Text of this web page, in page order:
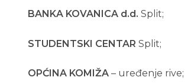
BANKA KOVANICA d.d. Split;
STUDENTSKI CENTAR Split;
OPĆINA KOMIŽA – uređenje rive;